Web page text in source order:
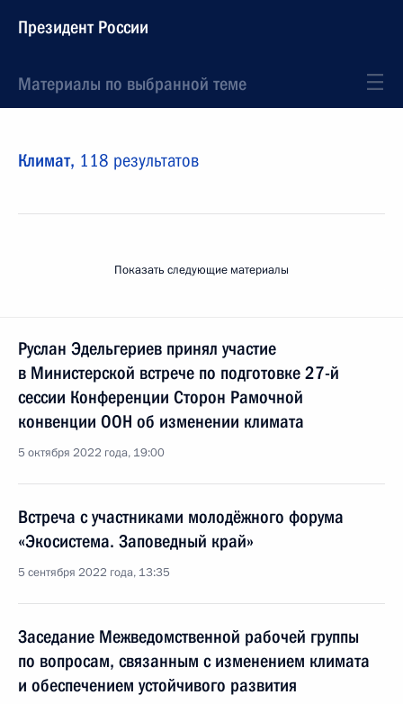
Президент России
Материалы по выбранной теме
Климат, 118 результатов
Показать следующие материалы
Руслан Эдельгериев принял участие
в Министерской встрече по подготовке 27-й
сессии Конференции Сторон Рамочной
конвенции ООН об изменении климата
5 октября 2022 года, 19:00
Встреча с участниками молодёжного форума
«Экосистема. Заповедный край»
5 сентября 2022 года, 13:35
Заседание Межведомственной рабочей группы
по вопросам, связанным с изменением климата
и обеспечением устойчивого развития